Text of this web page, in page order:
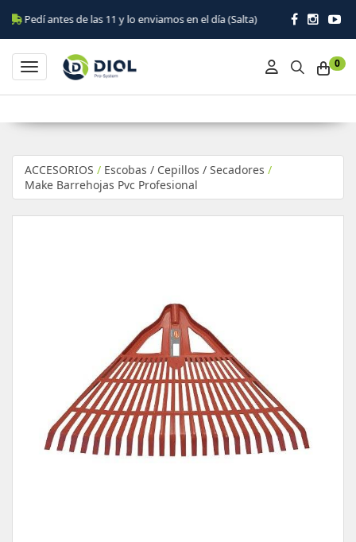
antes de las 11 y lo enviamos en el día (Salta)
0
Toggle navigation
ACCESORIOS / Escobas / Cepillos / Secadores /
Make Barrehojas Pvc Profesional